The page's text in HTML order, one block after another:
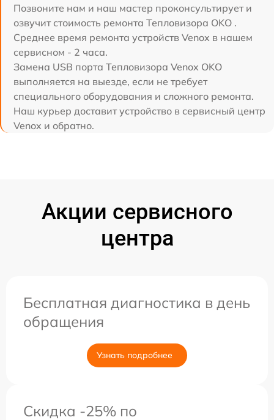
Позвоните нам и наш мастер проконсультирует и
озвучит стоимость ремонта Тепловизора OKO .
Среднее время ремонта устройств Venox в нашем
сервисном - 2 часа.
Замена USB порта Тепловизора Venox OKO
выполняется на выезде, если не требует
специального оборудования и сложного ремонта.
Наш курьер доставит устройство в сервисный центр
Venox и обратно.
Акции сервисного
центра
Бесплатная диагностика в день
обращения
Узнать подробнее
Скидка -25% по